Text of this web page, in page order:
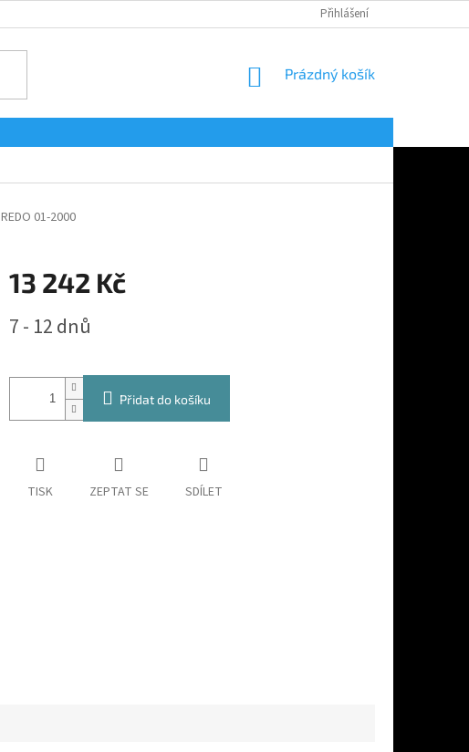
Přihlášení
NÁKUPNÍ
Prázdný košík
REDO 01-2000
13 242 Kč
cena:
7 - 12 dnů
Přidat do košíku
TISK ZEPTAT SE SDÍLET